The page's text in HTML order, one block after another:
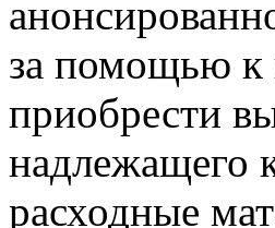
за помощью к
приобрести
надлежащего
расходные